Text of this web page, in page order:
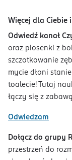
Więcej dla Ciebie
Odwiedź kanał
oraz piosenki z
szczotkowanie
mycie dłoni
toalecie! Tutaj
łączy się z
Odwiedzam
Dołącz do grupy
przestrzeń do